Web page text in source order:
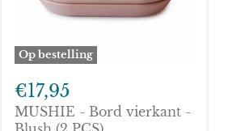
Op bestelling
-
Bord
vierkant
€17,95
MUSHIE - Bord vierkant -